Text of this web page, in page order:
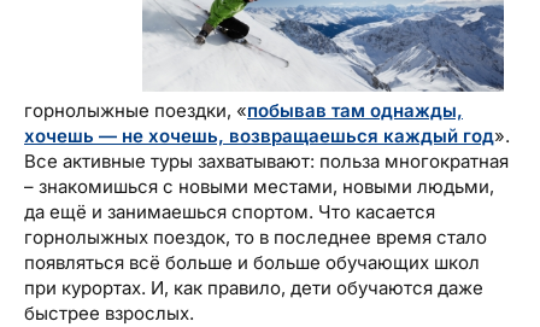
горнолыжные поездки, «побывав там однажды,
хочешь — не хочешь, возвращаешься каждый год».
Все активные туры захватывают: польза многократная
– знакомишься с новыми местами, новыми людьми,
да ещё и занимаешься спортом. Что касается
горнолыжных поездок, то в последнее время стало
появляться всё больше и больше обучающих школ
при курортах. И, как правило, дети обучаются даже
быстрее взрослых.